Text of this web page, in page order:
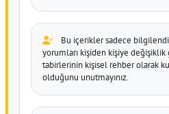
Bu içerikler sadece
yorumları kişiden kişiye
tabirlerinin kişisel rehber olarak
olduğunu unutmayınız.